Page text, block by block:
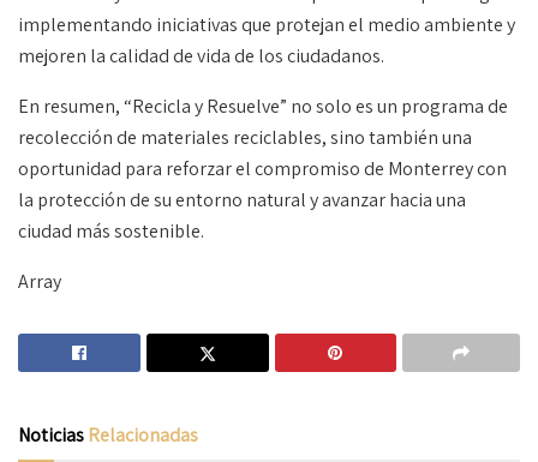
implementando iniciativas que protejan el medio ambiente y
mejoren la calidad de vida de los ciudadanos.
En resumen, “Recicla y Resuelve” no solo es un programa de
recolección de materiales reciclables, sino también una
oportunidad para reforzar el compromiso de Monterrey con
la protección de su entorno natural y avanzar hacia una
ciudad más sostenible.
Array
NoticiasRelacionadas